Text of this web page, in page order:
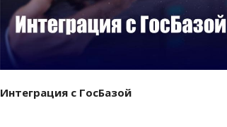
Интеграция с ГосБазой